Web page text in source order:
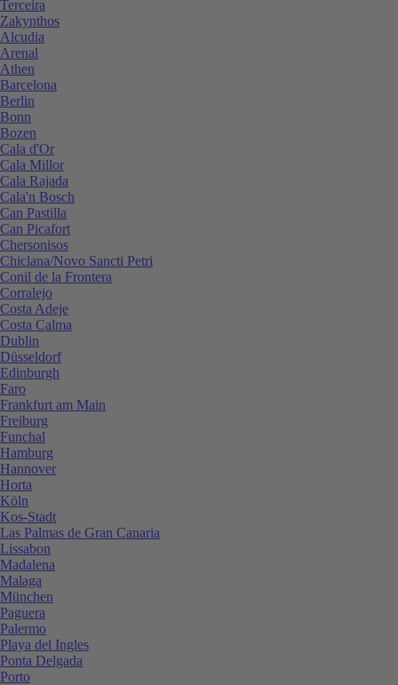
Terceira
Zakynthos
Alcudia
Arenal
Athen
Barcelona
Berlin
Bonn
Bozen
Cala d'Or
Cala Millor
Cala Rajada
Cala'n Bosch
Can Pastilla
Can Picafort
Chersonisos
Chiclana/Novo Sancti Petri
Conil de la Frontera
Corralejo
Costa Adeje
Costa Calma
Dublin
Düsseldorf
Edinburgh
Faro
Frankfurt am Main
Freiburg
Funchal
Hamburg
Hannover
Horta
Köln
Kos-Stadt
Las Palmas de Gran Canaria
Lissabon
Madalena
Malaga
München
Paguera
Palermo
Playa del Ingles
Ponta Delgada
Porto